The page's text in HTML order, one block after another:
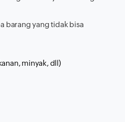
barang yang tidak bisa
minyak, dll)